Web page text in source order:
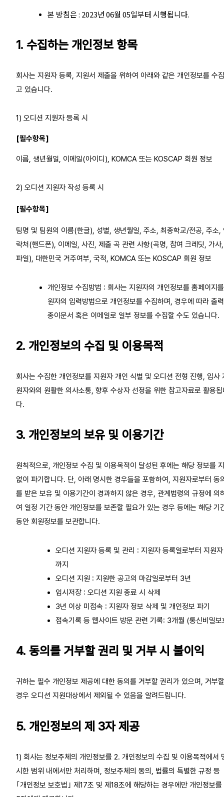
본 방침은 : 2023년 06월 05일부터 시행됩니다.
1. 수집하는 개인정보 항목
회사는 지원자 등록, 지원서 제출을 위하여 아래와 같은 개인정보를 수
고 있습니다.
1) 오디션 지원자 등록 시
[필수항목]
이름, 생년월일, 이메일(아이디), KOMCA 또는 KOSCAP 회원 정보
2) 오디션 지원자 작성 등록 시
[필수항목]
팀명 및 팀원의 이름(한글), 성별, 생년월일, 주소, 최종학교/전공, 주소,
락처(핸드폰), 이메일, 사진, 제출 곡 관련 사항(곡명, 참여 크레딧, 가사
파일), 대한민국 거주여부, 국적, KOMCA 또는 KOSCAP 회원 정보
개인정보 수집방법 : 회사는 지원자의 개인정보를 홈페이지
원자의 입력방법으로 개인정보를 수집하며, 경우에 따라 출
종이문서 혹은 이메일로 일부 정보를 수집할 수도 있습니다.
2. 개인정보의 수집 및 이용목적
회사는 수집한 개인정보를 지원자 개인 식별 및 오디션 전형 진행, 입사
원자와의 원활한 의사소통, 향후 수상자 선정을 위한 참고자료로 활용됩
다.
3. 개인정보의 보유 및 이용기간
원칙적으로, 개인정보 수집 및 이용목적이 달성된 후에는 해당 정보를
없이 파기합니다. 단, 아래 명시한 경우들을 포함하여, 지원자로부터 동
를 받은 보유 및 이용기간이 경과하지 않은 경우, 관계법령의 규정에 의
여 일정 기간 동안 개인정보를 보존할 필요가 있는 경우 등에는 해당 기
동안 회원정보를 보관합니다.
오디션 지원자 등록 및 관리 : 지원자 등록일로부터 지원
까지
오디션 지원 : 지원한 공고의 마감일로부터 3년
임시저장 : 오디션 지원 종료 시 삭제
3년 이상 미접속 : 지원자 정보 삭제 및 개인정보 파기
접속기록 등 웹사이트 방문 관련 기록: 3개월 (통신비밀보
4. 동의를 거부할 권리 및 거부 시 불이익
귀하는 필수 개인정보 제공에 대한 동의를 거부할 권리가 있으며, 거부할
경우 오디션 지원대상에서 제외될 수 있음을 알려드립니다.
5. 개인정보의 제 3자 제공
1) 회사는 정보주체의 개인정보를 2. 개인정보의 수집 및 이용목적에서
시한 범위 내에서만 처리하며, 정보주체의 동의, 법률의 특별한 규정 등
｢개인정보 보호법｣ 제17조 및 제18조에 해당하는 경우에만 개인정보를